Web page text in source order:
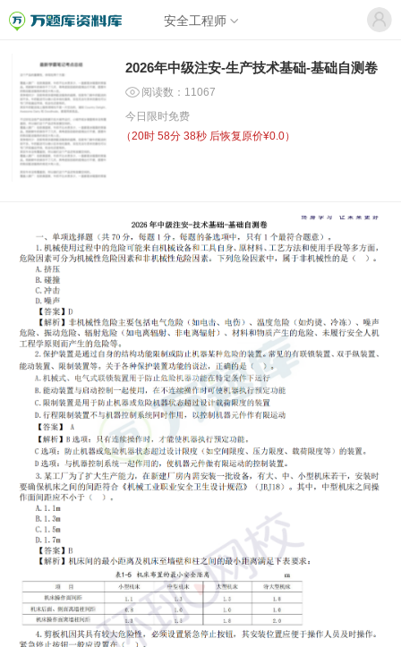
安全工程师
2026年中级注安-生产技术基础-基础自测卷
阅读数：11067
今日限时免费
（20时 58分 38秒 后恢复原价¥0.0）